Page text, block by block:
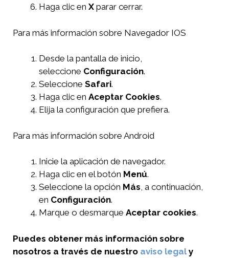
Haga clic en X parar cerrar.
Para más información sobre Navegador IOS
Desde la pantalla de inicio,
seleccione Configuración.
Seleccione Safari.
Haga clic en Aceptar Cookies.
Elija la configuración que prefiera.
Para más información sobre Android
Inicie la aplicación de navegador.
Haga clic en el botón Menú.
Seleccione la opción Más, a continuación,
en Configuración.
Marque o desmarque Aceptar cookies.
Puedes obtener más información sobre
nosotros a través de nuestro aviso legaly